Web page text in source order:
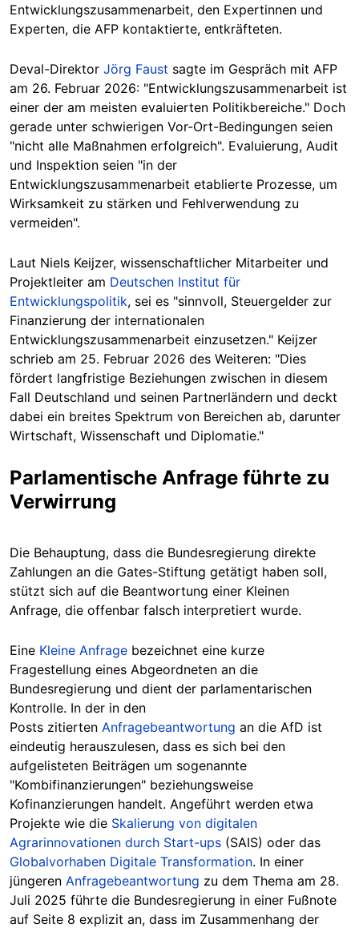
Entwicklungszusammenarbeit, den Expertinnen und
Experten, die AFP kontaktierte, entkräfteten.
Deval-Direktor Jörg Faust sagte im Gespräch mit AFP
am 26. Februar 2026: "Entwicklungszusammenarbeit ist
einer der am meisten evaluierten Politikbereiche." Doch
gerade unter schwierigen Vor-Ort-Bedingungen seien
"nicht alle Maßnahmen erfolgreich". Evaluierung, Audit
und Inspektion seien "in der
Entwicklungszusammenarbeit etablierte Prozesse, um
Wirksamkeit zu stärken und Fehlverwendung zu
vermeiden".
Laut Niels Keijzer, wissenschaftlicher Mitarbeiter und
Projektleiter am Deutschen Institut für
Entwicklungspolitik, sei es "sinnvoll, Steuergelder zur
Finanzierung der internationalen
Entwicklungszusammenarbeit einzusetzen." Keijzer
schrieb am 25. Februar 2026 des Weiteren: "Dies
fördert langfristige Beziehungen zwischen in diesem
Fall Deutschland und seinen Partnerländern und deckt
dabei ein breites Spektrum von Bereichen ab, darunter
Wirtschaft, Wissenschaft und Diplomatie."
Parlamentische Anfrage führte zu
Verwirrung
Die Behauptung, dass die Bundesregierung direkte
Zahlungen an die Gates-Stiftung getätigt haben soll,
stützt sich auf die Beantwortung einer Kleinen
Anfrage, die offenbar falsch interpretiert wurde.
Eine Kleine Anfrage bezeichnet eine kurze
Fragestellung eines Abgeordneten an die
Bundesregierung und dient der parlamentarischen
Kontrolle. In der in den
Posts zitierten Anfragebeantwortung an die AfD ist
eindeutig herauszulesen, dass es sich bei den
aufgelisteten Beiträgen um sogenannte
"Kombifinanzierungen" beziehungsweise
Kofinanzierungen handelt. Angeführt werden etwa
Projekte wie die Skalierung von digitalen
Agrarinnovationen durch Start-ups (SAIS) oder das
Globalvorhaben Digitale Transformation. In einer
jüngeren Anfragebeantwortung zu dem Thema am 28.
Juli 2025 führte die Bundesregierung in einer Fußnote
auf Seite 8 explizit an, dass im Zusammenhang der